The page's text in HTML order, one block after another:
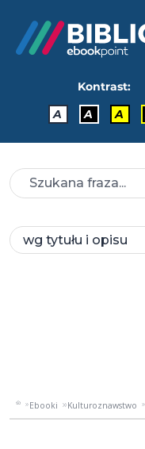
Kontrast:
A
A A
Ebooki Kulturoznawstwo